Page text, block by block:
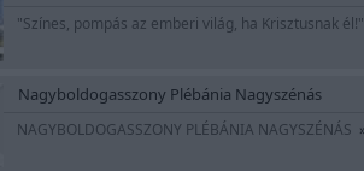
"Színes, pompás az emberi világ, ha Krisztusnak
Nagyboldogasszony Plébánia Nagyszénás
NAGYBOLDOGASSZONY PLÉBÁNIA NAGYSZÉNÁS